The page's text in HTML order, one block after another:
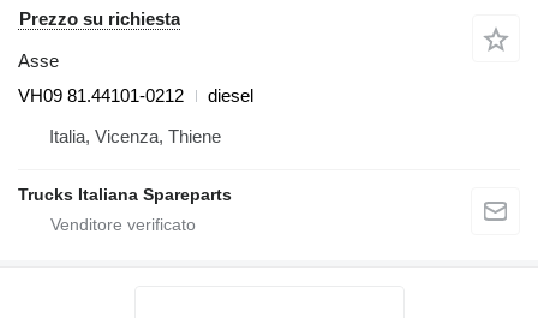
Prezzo su richiesta
Asse
VH09 81.44101-0212
diesel
Italia, Vicenza, Thiene
Trucks Italiana Spareparts